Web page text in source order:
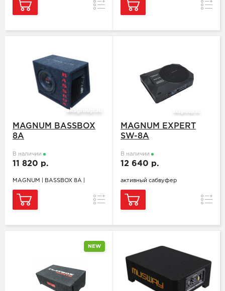
Сравнение
MAGNUM BASSBOX
8A
В наличии
11 820 р.
MAGNUM | BASSBOX 8A |
Сравнение
MAGNUM EXPERT
SW-8A
В наличии
12 640 р.
активный сабвуфер
NEW